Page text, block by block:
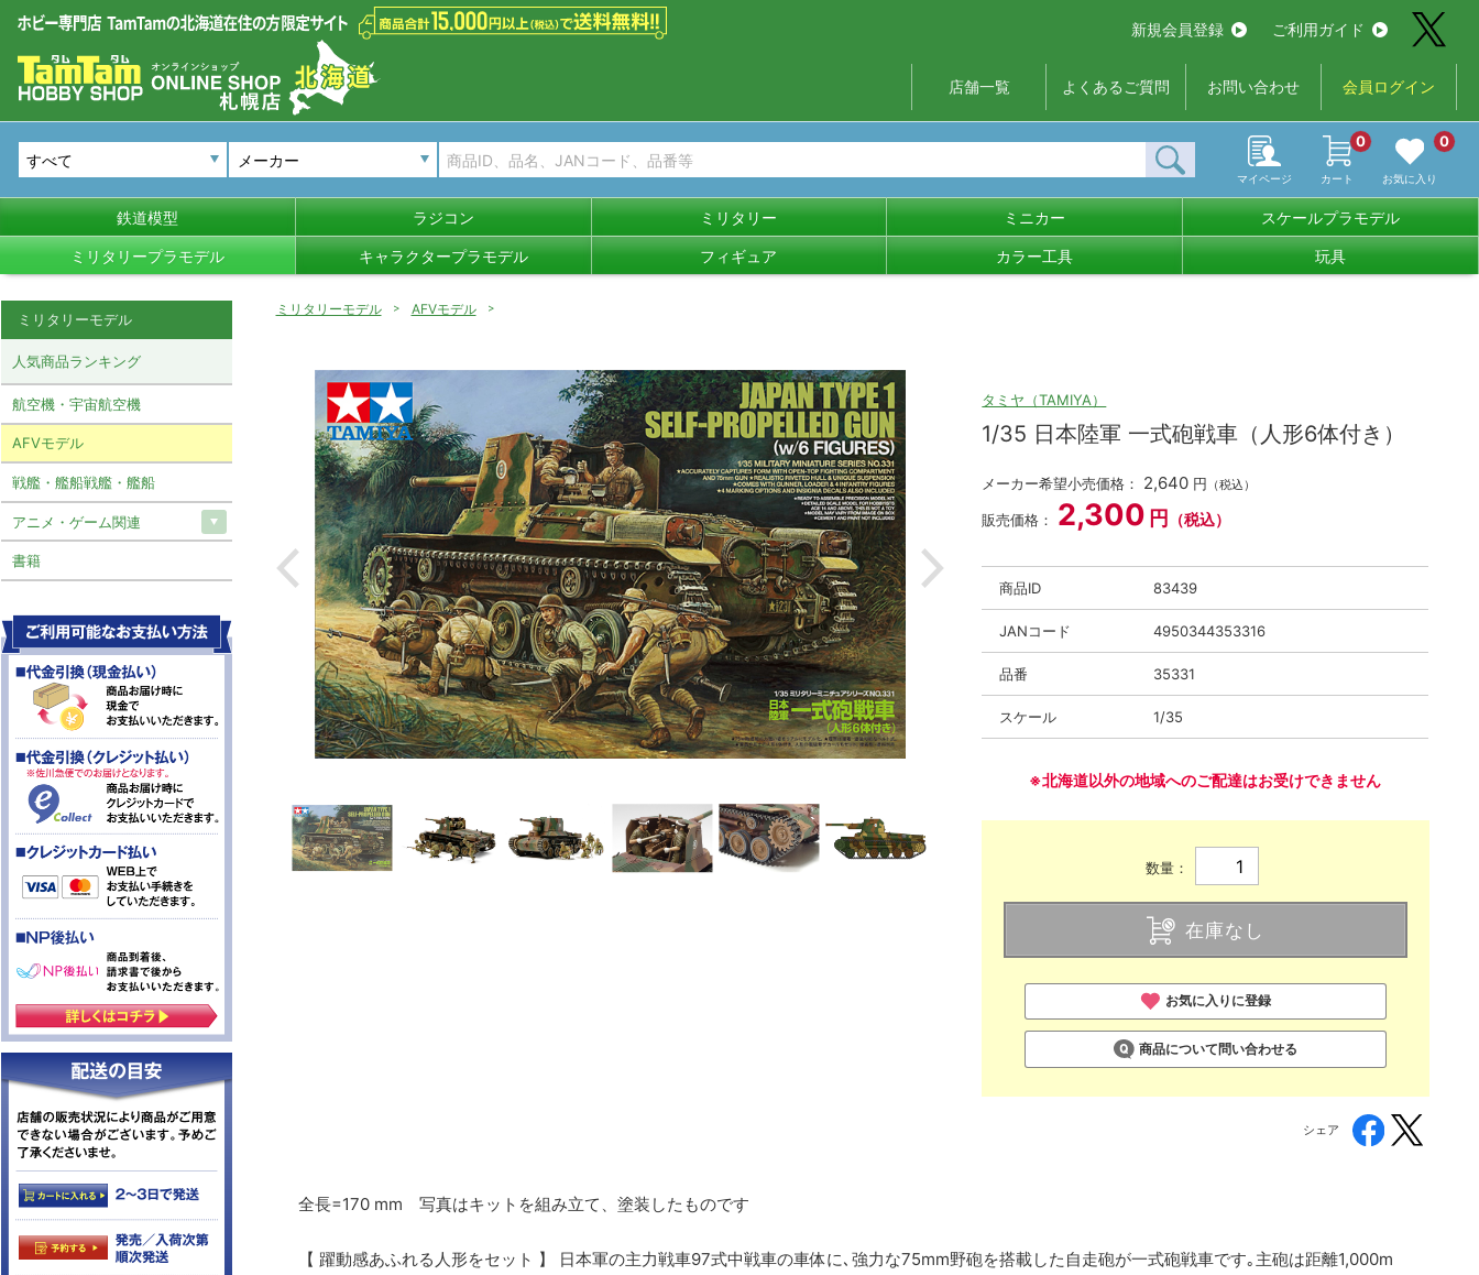
新規会員登録 ご利用ガイド
店舗一覧 よくあるご質問 お問い合わせ 会員ログイン
メーカー
マイページ カート
0
お気に入り
0
鉄道模型 ラジコン ミリタリー ミニカー スケールプラモデル
ミリタリープラモデル キャラクタープラモデル フィギュア カラー工具 玩具
ミリタリーモデル AFVモデル
タミヤ（TAMIYA）
1/35 日本陸軍 一式砲戦車（人形6体付き）
メーカー希望小売価格： 2,640 円 （税込）
販売価格： 2,300 円 （税込）
商品ID 83439
JANコード 4950344353316
品番 35331
スケール 1/35
※北海道以外の地域へのご配達はお受けできません
数量：
在庫なし
お気に入りに登録
商品について問い合わせる
シェア
全長=170 mm 写真はキットを組み立て、塗装したものです
【 躍動感あふれる人形をセット 】 日本軍の主力戦車97式中戦車の車体に､強力な75mm野砲を搭載した自走砲が一式砲戦車です｡主砲は距離1,000m
ミリタリーモデル
人気商品ランキング
航空機・宇宙航空機
AFVモデル
戦艦・艦船戦艦・艦船
アニメ・ゲーム関連
書籍